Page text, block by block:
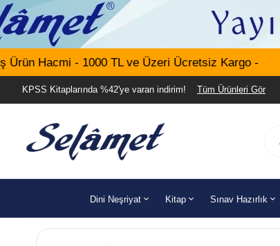
Hacmi - 1000 TL ve Üzeri Ücretsiz Kargo -
KPSS Kitaplarında %42'ye varan indirim! Tüm Ürünleri Gör
Dini Neşriyat Kitap Sınav Hazırlık